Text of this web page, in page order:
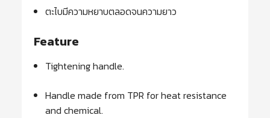
ตะไบมีความหยาบตลอดจนความยาว
Feature
Tightening handle.
Handle made from TPR for heat resistance
and chemical.